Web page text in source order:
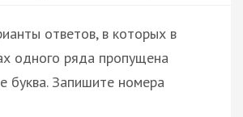
ответов, в которых в
одного ряда пропущена
буква. Запишите номера